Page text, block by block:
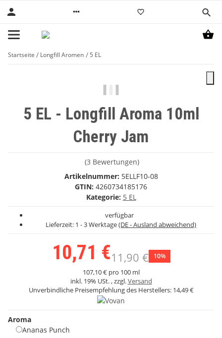
Startseite Longfill Aromen 5 EL
5 EL - Longfill Aroma 10ml
Cherry Jam
(3 Bewertungen)
Artikelnummer: 5ELLF10-08
GTIN: 4260734185176
Kategorie: 5 EL
verfügbar
Lieferzeit: 1 - 3 Werktage(DE - Ausland abweichend)
10,71 €11,90 € 10%
107,10 € pro 100 ml
inkl. 19% USt. , zzgl.Versand
Unverbindliche Preisempfehlung des Herstellers: 14,49 €
Aroma
Ananas Punch